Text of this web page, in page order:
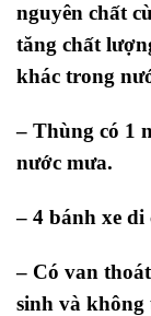
nguyên chất
tăng chất
khác trong
– Thùng có 1
nước mưa.
– 4 bánh xe di
– Có van
sinh và không